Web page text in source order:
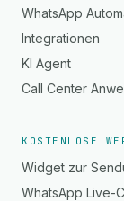
WhatsApp
Integrationen
KI Agent
Call Center
KOSTENLOSE
Widget zur
WhatsApp Live-